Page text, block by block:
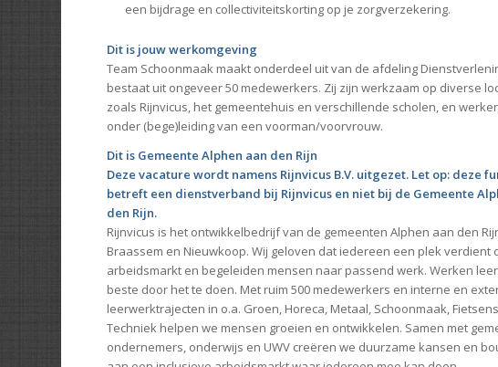
een bijdrage en collectiviteitskorting op je zorgverzekering.
Dit is jouw werkomgeving
Team Schoonmaak maakt onderdeel uit van de afdeling
bestaat uit ongeveer 50 medewerkers. Zij zijn werkzaam op diverse
zoals Rijnvicus, het gemeentehuis en verschillende scholen, en
onder (bege)leiding van een voorman/voorvrouw.
Dit is Gemeente Alphen aan den Rijn
Deze vacature wordt namens Rijnvicus B.V. uitgezet. Let op: deze
betreft een dienstverband bij Rijnvicus en niet bij de Gemeente
den Rijn.
Rijnvicus is het ontwikkelbedrijf van de gemeenten Alphen aan den
Braassem en Nieuwkoop. Wij geloven dat iedereen een plek verdient
arbeidsmarkt en begeleiden mensen naar passend werk. Werken
beste door het te doen. Met ruim 500 medewerkers en interne en
leerwerktrajecten in o.a. Groen, Horeca, Metaal, Schoonmaak,
Techniek helpen we mensen groeien en ontwikkelen. Samen met
ondernemers, onderwijs en UWV creëren we duurzame kansen en